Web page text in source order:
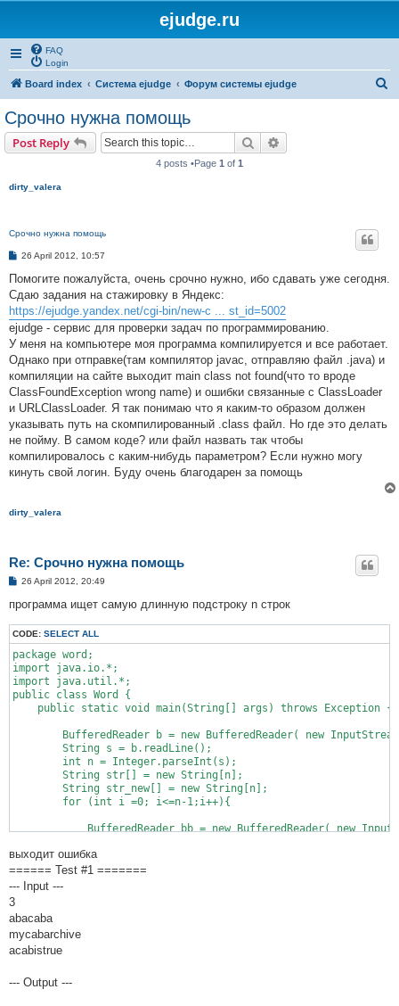
ejudge.ru
FAQ
Login
Board index Система ejudge Форум системы ejudge
Срочно нужна помощь
Post Reply Search
4 posts •Page 1 of 1
dirty_valera
Срочно нужна помощь
P
s
26 April 2012, 10:57
Помогите пожалуйста, очень срочно нужно, ибо сдавать уже сегодня.
Сдаю задания на стажировку в Яндекс:
https://ejudge.yandex.net/cgi-bin/new-c ... st_id=5002
ejudge - сервис для проверки задач по программированию.
У меня на компьютере моя программа компилируется и все работает.
Однако при отправке(там компилятор javac, отправляю файл .java) и
компиляции на сайте выходит main class not found(что то вроде
ClassFoundException wrong name) и ошибки связанные с ClassLoader
и URLClassLoader. Я так понимаю что я каким-то образом должен
указывать путь на скомпилированный .class файл. Но где это делать
не пойму. В самом коде? или файл назвать так чтобы
компилировалось с каким-нибудь параметром? Если нужно могу
кинуть свой логин. Буду очень благодарен за помощь
dirty_valera
Re: Срочно нужна помощь
P
s
26 April 2012, 20:49
программа ищет самую длинную подстроку n строк
CODE: SELECT ALL
package word;
import java.io.*;
import java.util.*;
public class Word {
    public static void main(String[] args) throws Exception {
BufferedReader b = new BufferedReader( new
        String s = b.readLine();
        int n = Integer.parseInt(s);
        String str[] = new String[n];
        String str_new[] = new String[n];
        for (int i =0; i<=n-1;i++){
BufferedReader bb = new BufferedReader( new
            str[i] = bb.readLine();
        }
        for (int i =0; i<=n-1;i++){
            str_new[i]=str[i];
        }
        for (int i =1; i<=n-1;i++){
            if(str[i-1].length() <= str[i].length()){
                s=str[i-1];
выходит ошибка
====== Test #1 =======
--- Input ---
3
abacaba
mycabarchive
acabistrue
--- Output ---